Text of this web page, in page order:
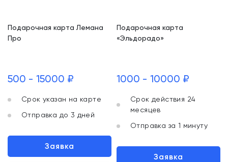
Подарочная карта Лемана
Про
500 - 15000 ₽
Срок указан на карте
Отправка до 3 дней
Заявка
Подарочная карта
«Эльдорадо»
1000 - 10000 ₽
Срок действия 24
месяцев
Отправка за 1 минуту
Заявка